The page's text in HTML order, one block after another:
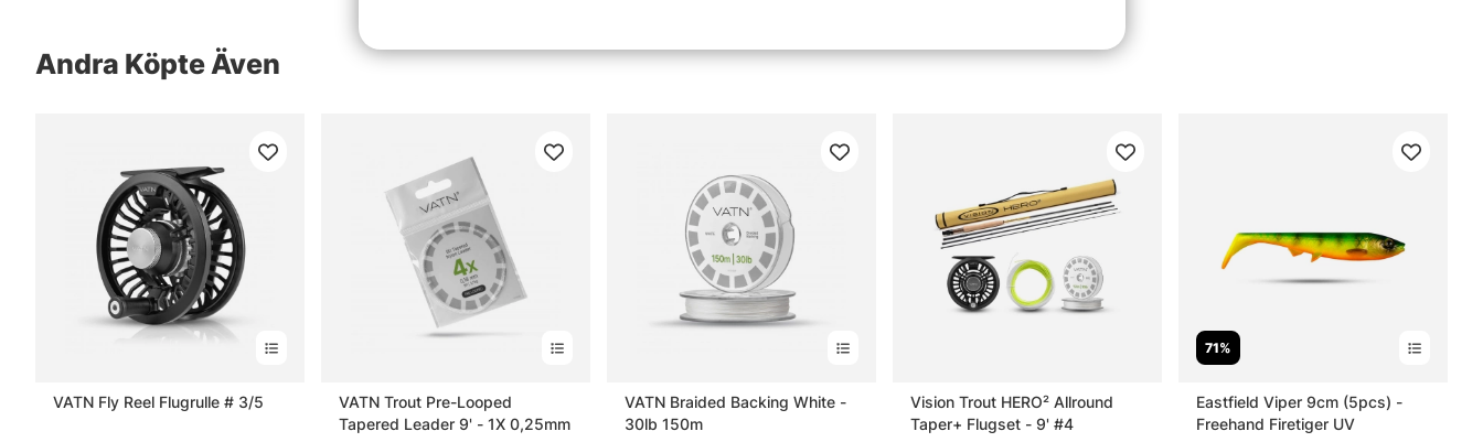
Andra Köpte Även
VATN Fly Reel Flugrulle # 3/5
VATN Trout Pre-Looped
Tapered Leader 9' - 1X 0,25mm
VATN Braided Backing White -
30lb 150m
Vision Trout HERO² Allround
Taper+ Flugset - 9' #4
71%
Eastfield Viper 9cm (5pcs) -
Freehand Firetiger UV